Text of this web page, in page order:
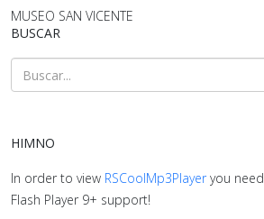
MUSEO SAN VICENTE
BUSCAR
HIMNO
In order to view RSCoolMp3Playeryou need
Flash Player 9+ support!